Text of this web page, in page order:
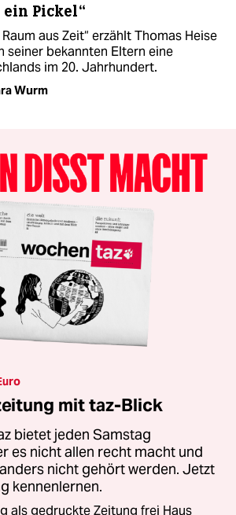
Pickel“
aus Zeit“ erzählt Thomas Heise
seiner bekannten Eltern eine
im 20. Jahrhundert.
Wurm
mit taz-Blick
bietet jeden Samstag
es nicht allen recht macht und
nicht gehört werden. Jetzt
kennenlernen.
als gedruckte Zeitung frei Haus